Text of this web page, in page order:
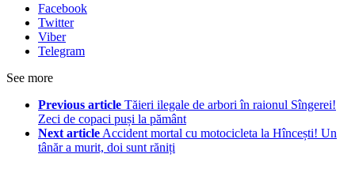
Facebook
Twitter
Viber
Telegram
See more
Previous article Tăieri ilegale de arbori în raionul Sîngerei!
Zeci de copaci puși la pământ
Next article Accident mortal cu motocicleta la Hîncești! Un
tânăr a murit, doi sunt răniți